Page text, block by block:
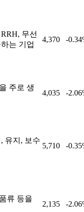
무선
는 기업
4,370 -
주로 생
4,035 -
유지, 보수
5,710 -
류 등을
2,135 -